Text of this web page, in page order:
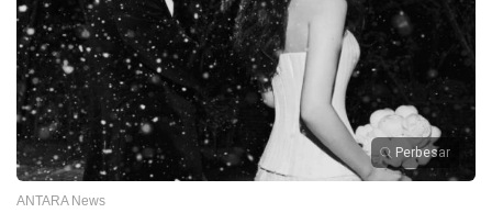
Perbesar
ANTARA News